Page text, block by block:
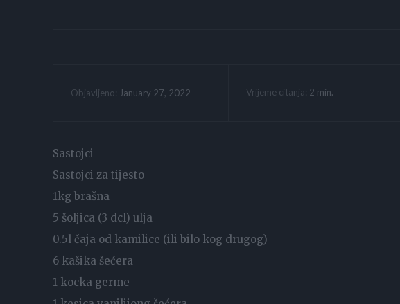
Objavljeno: January 27, 2022 Vrijeme citanja: 2 min.
Sastojci
Sastojci za tijesto
1kg brašna
5 šoljica (3 dcl) ulja
0.5l čaja od kamilice (ili bilo kog drugog)
6 kašika šećera
1 kocka germe